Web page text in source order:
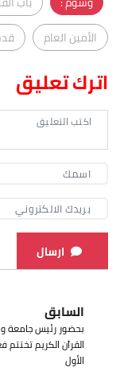
الأمين العام
اترك تعليق
ارسال
السابق
بحضور رئيس جامعة
القرآن الكريم
الأول